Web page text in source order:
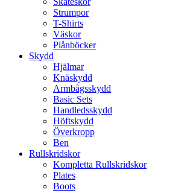
Strumpor
T-Shirts
Väskor
Plånböcker
Skydd
Hjälmar
Knäskydd
Armbågsskydd
Basic Sets
Handledsskydd
Höftskydd
Överkropp
Ben
Rullskridskor
Kompletta Rullskridskor
Plates
Boots